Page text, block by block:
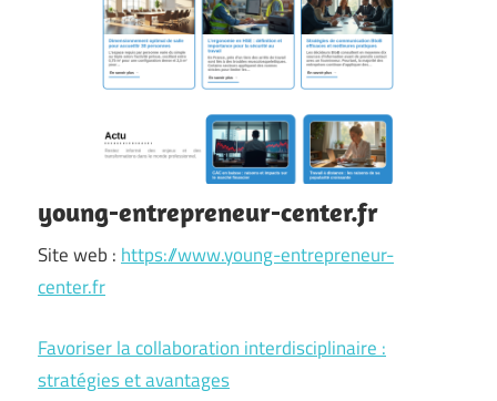
young-entrepreneur-center.fr
Site web : https://www.young-entrepreneur-
center.fr
Favoriser la collaboration interdisciplinaire :
stratégies et avantages